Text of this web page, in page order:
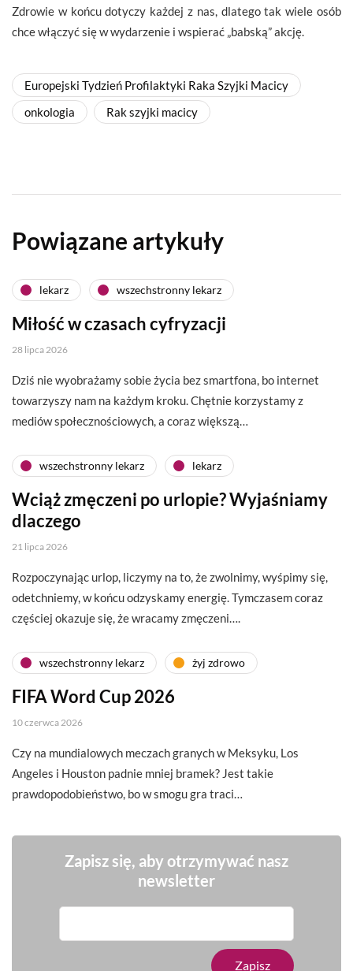
Zdrowie w końcu dotyczy każdej z nas, dlatego tak wiele osób
chce włączyć się w wydarzenie i wspierać „babską” akcję.
Europejski Tydzień Profilaktyki Raka Szyjki Macicy
onkologia
Rak szyjki macicy
Powiązane artykuły
lekarz wszechstronny lekarz
Miłość w czasach cyfryzacji
28 lipca 2026
Dziś nie wyobrażamy sobie życia bez smartfona, bo internet
towarzyszy nam na każdym kroku. Chętnie korzystamy z
mediów społecznościowych, a coraz większą…
wszechstronny lekarz lekarz
Wciąż zmęczeni po urlopie? Wyjaśniamy
dlaczego
21 lipca 2026
Rozpoczynając urlop, liczymy na to, że zwolnimy, wyśpimy się,
odetchniemy, w końcu odzyskamy energię. Tymczasem coraz
częściej okazuje się, że wracamy zmęczeni….
wszechstronny lekarz żyj zdrowo
FIFA Word Cup 2026
10 czerwca 2026
Czy na mundialowych meczach granych w Meksyku, Los
Angeles i Houston padnie mniej bramek? Jest takie
prawdopodobieństwo, bo w smogu gra traci…
Zapisz się, aby otrzymywać nasz
newsletter